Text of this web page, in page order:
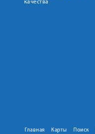
качества
Главная Карты Поиск